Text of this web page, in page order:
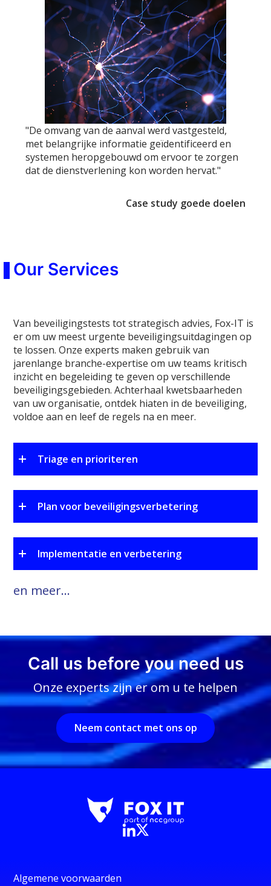
"De omvang van de aanval werd vastgesteld,
met belangrijke informatie geïdentificeerd en
systemen heropgebouwd om ervoor te zorgen
dat de dienstverlening kon worden hervat."
Case study goede doelen
Our Services
Van beveiligingstests tot strategisch advies, Fox-IT is
er om uw meest urgente beveiligingsuitdagingen op
te lossen. Onze experts maken gebruik van
jarenlange branche-expertise om uw teams kritisch
inzicht en begeleiding te geven op verschillende
beveiligingsgebieden. Achterhaal kwetsbaarheden
van uw organisatie, ontdek hiaten in de beveiliging,
voldoe aan en leef de regels na en meer.
Triage en prioriteren
Plan voor beveiligingsverbetering
Implementatie en verbetering
en meer...
Call us before you need us
Onze experts zijn er om u te helpen
Neem contact met ons op
Algemene voorwaarden